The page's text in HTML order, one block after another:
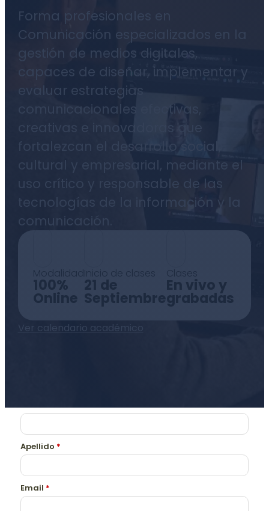
Forma profesionales en
Comunicación especializados en la
gestión de medios digitales,
capaces de diseñar, implementar y
evaluar estrategias
comunicacionales efectivas,
creativas e innovadoras que
fortalezcan el desarrollo social,
cultural y empresarial, mediante el
uso crítico y responsable de las
tecnologías de la información y la
comunicación.
Modalidad
100%
Online
Inicio de clases
21 de
Septiembre
Clases
En vivo y
grabadas
Ver calendario académico
Nombre*
Apellido *
Email *